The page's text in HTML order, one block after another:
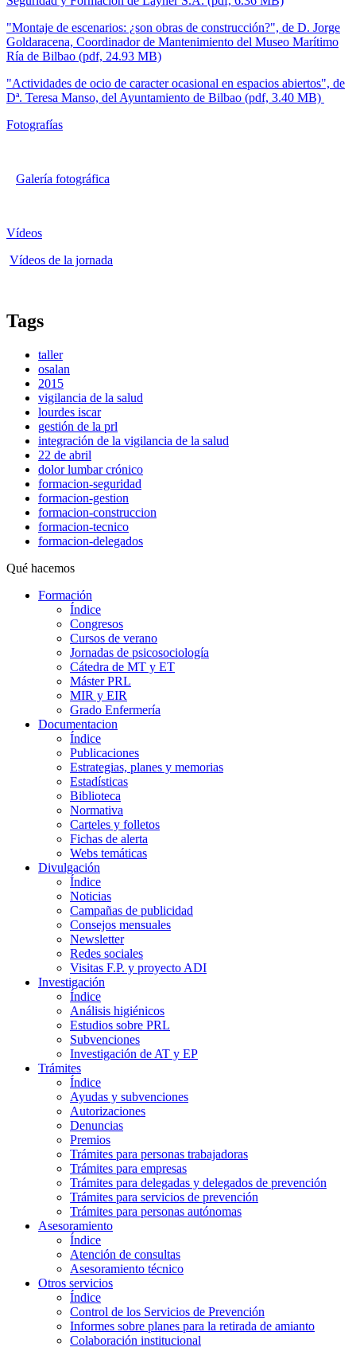
"Montaje de escenarios: ¿son obras de construcción?", de D. Jorge
Goldaracena, Coordinador de Mantenimiento del Museo Marítimo
Ría de Bilbao (pdf, 24.93 MB)
"Actividades de ocio de caracter ocasional en espacios abiertos", de
Dª. Teresa Manso, del Ayuntamiento de Bilbao (pdf, 3.40 MB)
Fotografías
Galería fotográfica
Vídeos
Vídeos de la jornada
Tags
taller
osalan
2015
vigilancia de la salud
lourdes iscar
gestión de la prl
integración de la vigilancia de la salud
22 de abril
dolor lumbar crónico
formacion-seguridad
formacion-gestion
formacion-construccion
formacion-tecnico
formacion-delegados
Qué hacemos
Formación
Índice
Congresos
Cursos de verano
Jornadas de psicosociología
Cátedra de MT y ET
Máster PRL
MIR y EIR
Grado Enfermería
Documentacion
Índice
Publicaciones
Estrategias, planes y memorias
Estadísticas
Biblioteca
Normativa
Carteles y folletos
Fichas de alerta
Webs temáticas
Divulgación
Índice
Noticias
Campañas de publicidad
Consejos mensuales
Newsletter
Redes sociales
Visitas F.P. y proyecto ADI
Investigación
Índice
Análisis higiénicos
Estudios sobre PRL
Subvenciones
Investigación de AT y EP
Trámites
Índice
Ayudas y subvenciones
Autorizaciones
Denuncias
Premios
Trámites para personas trabajadoras
Trámites para empresas
Trámites para delegadas y delegados de prevención
Trámites para servicios de prevención
Trámites para personas autónomas
Asesoramiento
Índice
Atención de consultas
Asesoramiento técnico
Otros servicios
Índice
Control de los Servicios de Prevención
Informes sobre planes para la retirada de amianto
Colaboración institucional